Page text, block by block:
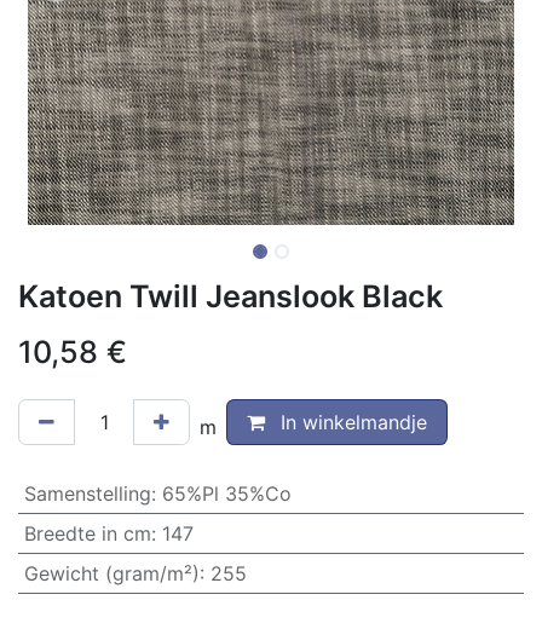
Katoen Twill Jeanslook Black
10,58 €
m In winkelmandje
Samenstelling: 65%Pl 35%Co
Breedte in cm: 147
Gewicht (gram/m²): 255